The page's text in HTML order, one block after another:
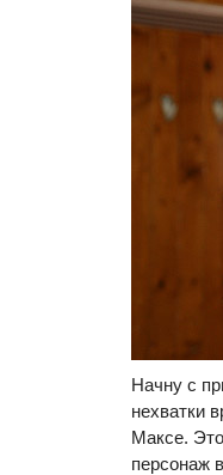
Начну с
нехватки
Максе.
персонаж